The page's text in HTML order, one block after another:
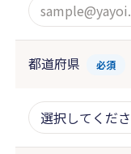
都道府県 必須